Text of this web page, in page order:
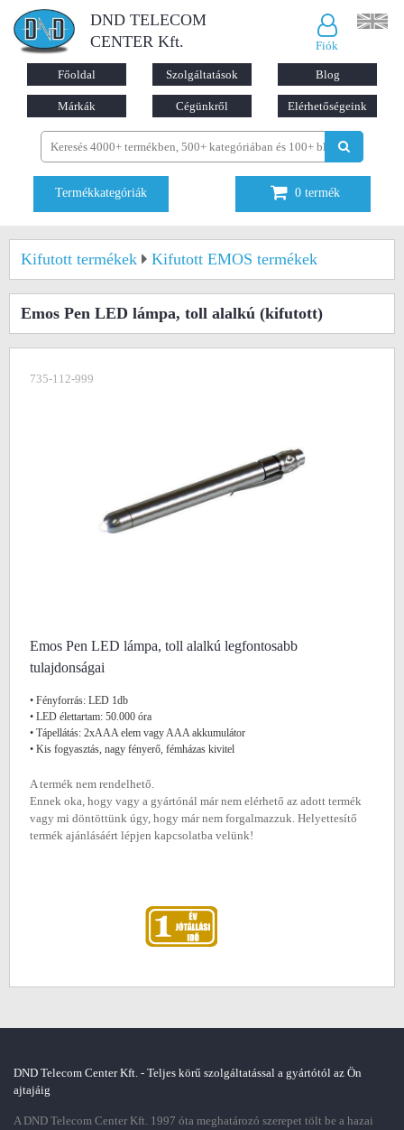
DND TELECOM
CENTER Kft.
Fiók
Főoldal Szolgáltatások Blog
Márkák Cégünkről Elérhetőségeink
Termékkategóriák 0 termék
Kifutott termékek Kifutott EMOS termékek
Emos Pen LED lámpa, toll alalkú (kifutott)
735-112-999
Emos Pen LED lámpa, toll alalkú legfontosabb
tulajdonságai
• Fényforrás: LED 1db
• LED élettartam: 50.000 óra
• Tápellátás: 2xAAA elem vagy AAA akkumulátor
• Kis fogyasztás, nagy fényerő, fémházas kivitel
A termék nem rendelhető.
Ennek oka, hogy vagy a gyártónál már nem elérhető az adott termék
vagy mi döntöttünk úgy, hogy már nem forgalmazzuk. Helyettesítő
termék ajánlásáért lépjen kapcsolatba velünk!
DND Telecom Center Kft. - Teljes körű szolgáltatással a gyártótól az Ön
ajtajáig
A DND Telecom Center Kft. 1997 óta meghatározó szerepet tölt be a hazai